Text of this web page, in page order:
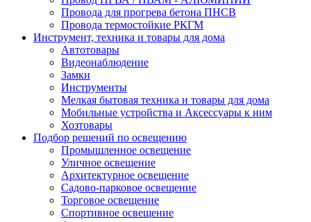
Провода для прогрева бетона ПНСВ
Провода термостойкие РКГМ
Инструмент, техника и товары для дома
Автотовары
Видеонаблюдение
Замки
Инструменты
Мелкая бытовая техника и товары для дома
Мобильные устройства и Аксессуары к ним
Хозтовары
Подбор решений по освещению
Промышленное освещение
Уличное освещение
Архитектурное освещение
Садово-парковое освещение
Торговое освещение
Спортивное освещение